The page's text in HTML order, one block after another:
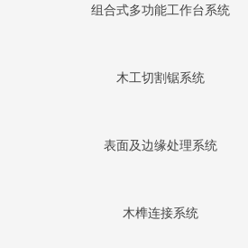
组合式多功能工作台系统
木工切割锯系统
表面及边缘处理系统
木榫连接系统